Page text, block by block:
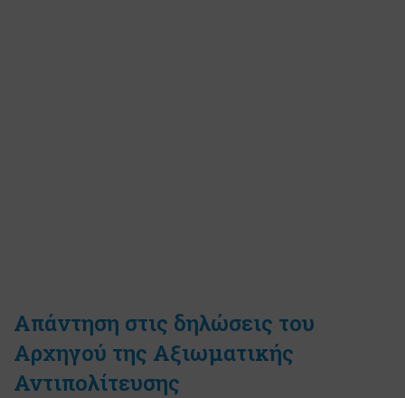
Απάντηση στις δηλώσεις του
Αρχηγού της Αξιωματικής
Αντιπολίτευσης